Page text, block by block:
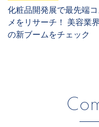
化粧品開発展で最先端コ
メをリサーチ！ 美容業界
の新ブームをチェック